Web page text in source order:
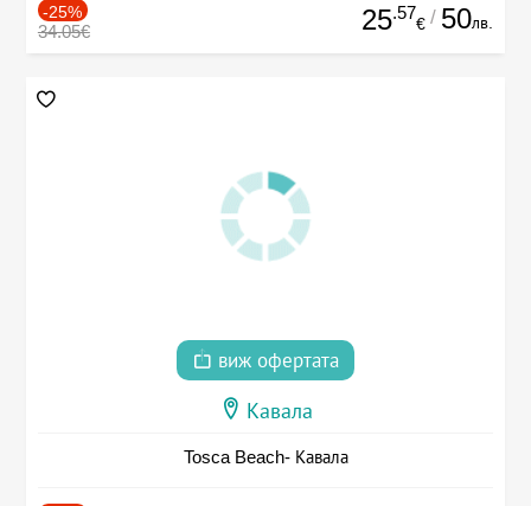
-25%
34.05€ 25.57
€ / 50лв.
виж офертата
Кавала
Tosca Beach- Кавала